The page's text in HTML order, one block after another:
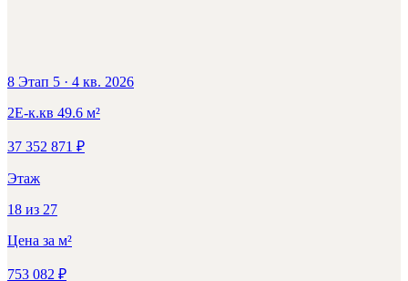
8 Этап 5 · 4 кв. 2026
2Е-к.кв 49.6 м²
37 352 871 ₽
Этаж
18 из 27
Цена за м²
753 082 ₽